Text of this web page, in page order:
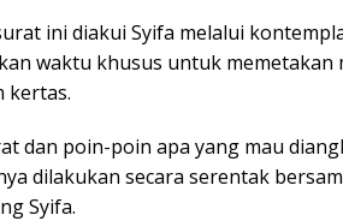
ini diakui Syifa melalui
waktu khusus untuk memetakan
kertas.
dan poin-poin apa yang mau
dilakukan secara serentak
Syifa.